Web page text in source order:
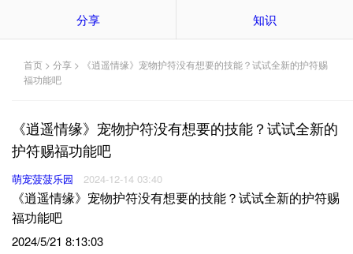
分享 知识
首页 > 分享 > 《逍遥情缘》宠物护符没有想要的技能？试试全新的护符赐
福功能吧
《逍遥情缘》宠物护符没有想要的技能？试试全新的
护符赐福功能吧
萌宠菠菠乐园 2024-12-14 03:40
《逍遥情缘》宠物护符没有想要的技能？试试全新的护符赐
福功能吧
2024/5/21 8:13:03